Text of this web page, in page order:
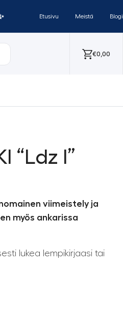
Etusivu Meistä Blogi
€0,00
“Ldz I”
viimeistely ja
myös ankarissa
lukea lempikirjaasi tai